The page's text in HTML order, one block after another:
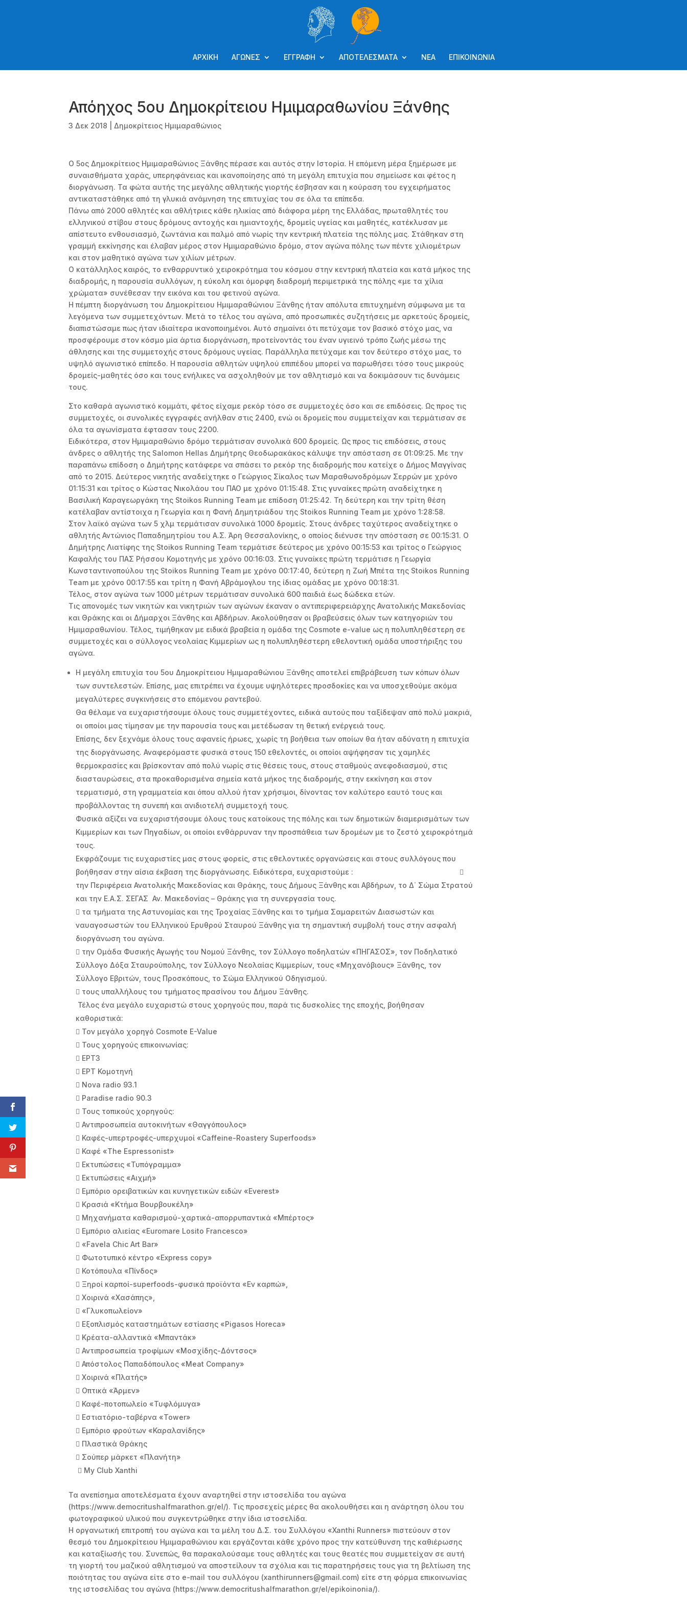
ΑΡΧΙΚΗ ΑΓΩΝΕΣ ΕΓΓΡΑΦΗ ΑΠΟΤΕΛΕΣΜΑΤΑ ΝΕΑ ΕΠΙΚΟΙΝΩΝΙΑ
Απόηχος 5ου Δημοκρίτειου Ημιμαραθωνίου Ξάνθης
3 Δεκ 2018 |Δημοκρίτειος Ημιμαραθώνιος
Ο 5ος Δημοκρίτειος Ημιμαραθώνιος Ξάνθης πέρασε και αυτός στην Ιστορία. Η επόμενη μέρα ξημέρωσε με
συναισθήματα χαράς, υπερηφάνειας και ικανοποίησης από τη μεγάλη επιτυχία που σημείωσε και φέτος η
διοργάνωση. Τα φώτα αυτής της μεγάλης αθλητικής γιορτής έσβησαν και η κούραση του εγχειρήματος
αντικαταστάθηκε από τη γλυκιά ανάμνηση της επιτυχίας του σε όλα τα επίπεδα.
Πάνω από 2000 αθλητές και αθλήτριες κάθε ηλικίας από διάφορα μέρη της Ελλάδας, πρωταθλητές του
ελληνικού στίβου στους δρόμους αντοχής και ημιαντοχής, δρομείς υγείας και μαθητές, κατέκλυσαν με
απίστευτο ενθουσιασμό, ζωντάνια και παλμό από νωρίς την κεντρική πλατεία της πόλης μας. Στάθηκαν στη
γραμμή εκκίνησης και έλαβαν μέρος στον Ημιμαραθώνιο δρόμο, στον αγώνα πόλης των πέντε χιλιομέτρων
και στον μαθητικό αγώνα των χιλίων μέτρων.
Ο κατάλληλος καιρός, το ενθαρρυντικό χειροκρότημα του κόσμου στην κεντρική πλατεία και κατά μήκος της
διαδρομής, η παρουσία συλλόγων, η εύκολη και όμορφη διαδρομή περιμετρικά της πόλης «με τα χίλια
χρώματα» συνέθεσαν την εικόνα και του φετινού αγώνα.
Η πέμπτη διοργάνωση του Δημοκρίτειου Ημιμαραθώνιου Ξάνθης ήταν απόλυτα επιτυχημένη σύμφωνα με τα
λεγόμενα των συμμετεχόντων. Μετά το τέλος του αγώνα, από προσωπικές συζητήσεις με αρκετούς δρομείς,
διαπιστώσαμε πως ήταν ιδιαίτερα ικανοποιημένοι. Αυτό σημαίνει ότι πετύχαμε τον βασικό στόχο μας, να
προσφέρουμε στον κόσμο μία άρτια διοργάνωση, προτείνοντάς του έναν υγιεινό τρόπο ζωής μέσω της
άθλησης και της συμμετοχής στους δρόμους υγείας. Παράλληλα πετύχαμε και τον δεύτερο στόχο μας, το
υψηλό αγωνιστικό επίπεδο. Η παρουσία αθλητών υψηλού επιπέδου μπορεί να παρωθήσει τόσο τους μικρούς
δρομείς-μαθητές όσο και τους ενήλικες να ασχοληθούν με τον αθλητισμό και να δοκιμάσουν τις δυνάμεις
τους.
Στο καθαρά αγωνιστικό κομμάτι, φέτος είχαμε ρεκόρ τόσο σε συμμετοχές όσο και σε επιδόσεις. Ως προς τις
συμμετοχές, οι συνολικές εγγραφές ανήλθαν στις 2400, ενώ οι δρομείς που συμμετείχαν και τερμάτισαν σε
όλα τα αγωνίσματα έφτασαν τους 2200.
Ειδικότερα, στον Ημιμαραθώνιο δρόμο τερμάτισαν συνολικά 600 δρομείς. Ως προς τις επιδόσεις, στους
άνδρες ο αθλητής της Salomon Hellas Δημήτρης Θεοδωρακάκος κάλυψε την απόσταση σε 01:09:25. Με την
παραπάνω επίδοση ο Δημήτρης κατάφερε να σπάσει το ρεκόρ της διαδρομής που κατείχε ο Δήμος Μαγγίνας
από το 2015. Δεύτερος νικητής αναδείχτηκε ο Γεώργιος Σίκαλος των Μαραθωνοδρόμων Σερρών με χρόνο
01:15:31 και τρίτος ο Κώστας Νικολάου του ΠΑΟ με χρόνο 01:15:48. Στις γυναίκες πρώτη αναδείχτηκε η
Βασιλική Καραγεωργάκη της Stoikos Running Team με επίδοση 01:25:42. Τη δεύτερη και την τρίτη θέση
κατέλαβαν αντίστοιχα η Γεωργία και η Φανή Δημητριάδου της Stoikos Running Team με χρόνο 1:28:58.
Στον λαϊκό αγώνα των 5 χλμ τερμάτισαν συνολικά 1000 δρομείς. Στους άνδρες ταχύτερος αναδείχτηκε ο
αθλητής Αντώνιος Παπαδημητρίου του Α.Σ. Άρη Θεσσαλονίκης, ο οποίος διένυσε την απόσταση σε 00:15:31. Ο
Δημήτρης Λιατίφης της Stoikos Running Team τερμάτισε δεύτερος με χρόνο 00:15:53 και τρίτος ο Γεώργιος
Καφαλής του ΠΑΣ Ρήσσου Κομοτηνής με χρόνο 00:16:03. Στις γυναίκες πρώτη τερμάτισε η Γεωργία
Κωνσταντινοπούλου της Stoikos Running Team με χρόνο 00:17:40, δεύτερη η Ζωή Μπέτα της Stoikos Running
Team με χρόνο 00:17:55 και τρίτη η Φανή Αβράμογλου της ίδιας ομάδας με χρόνο 00:18:31.
Τέλος, στον αγώνα των 1000 μέτρων τερμάτισαν συνολικά 600 παιδιά έως δώδεκα ετών.
Τις απονομές των νικητών και νικητριών των αγώνων έκαναν ο αντιπεριφερειάρχης Ανατολικής Μακεδονίας
και Θράκης και οι Δήμαρχοι Ξάνθης και Αβδήρων. Ακολούθησαν οι βραβεύσεις όλων των κατηγοριών του
Ημιμαραθωνίου. Τέλος, τιμήθηκαν με ειδικά βραβεία η ομάδα της Cosmote e-value ως η πολυπληθέστερη σε
συμμετοχές και ο σύλλογος νεολαίας Κιμμερίων ως η πολυπληθέστερη εθελοντική ομάδα υποστήριξης του
αγώνα.
Η μεγάλη επιτυχία του 5ου Δημοκρίτειου Ημιμαραθώνιου Ξάνθης αποτελεί επιβράβευση των κόπων όλων
των συντελεστών. Επίσης, μας επιτρέπει να έχουμε υψηλότερες προσδοκίες και να υποσχεθούμε ακόμα
μεγαλύτερες συγκινήσεις στο επόμενου ραντεβού.
Θα θέλαμε να ευχαριστήσουμε όλους τους συμμετέχοντες, ειδικά αυτούς που ταξίδεψαν από πολύ μακριά,
οι οποίοι μας τίμησαν με την παρουσία τους και μετέδωσαν τη θετική ενέργειά τους.
Επίσης, δεν ξεχνάμε όλους τους αφανείς ήρωες, χωρίς τη βοήθεια των οποίων θα ήταν αδύνατη η επιτυχία
της διοργάνωσης. Αναφερόμαστε φυσικά στους 150 εθελοντές, οι οποίοι αψήφησαν τις χαμηλές
θερμοκρασίες και βρίσκονταν από πολύ νωρίς στις θέσεις τους, στους σταθμούς ανεφοδιασμού, στις
διασταυρώσεις, στα προκαθορισμένα σημεία κατά μήκος της διαδρομής, στην εκκίνηση και στον
τερματισμό, στη γραμματεία και όπου αλλού ήταν χρήσιμοι, δίνοντας τον καλύτερο εαυτό τους και
προβάλλοντας τη συνεπή και ανιδιοτελή συμμετοχή τους.
Φυσικά αξίζει να ευχαριστήσουμε όλους τους κατοίκους της πόλης και των δημοτικών διαμερισμάτων των
Κιμμερίων και των Πηγαδίων, οι οποίοι ενθάρρυναν την προσπάθεια των δρομέων με το ζεστό χειροκρότημά
τους.
Εκφράζουμε τις ευχαριστίες μας στους φορείς, στις εθελοντικές οργανώσεις και στους συλλόγους που
βοήθησαν στην αίσια έκβαση της διοργάνωσης. Ειδικότερα, ευχαριστούμε : 
την Περιφέρεια Ανατολικής Μακεδονίας και Θράκης, τους Δήμους Ξάνθης και Αβδήρων, το Δ΄ Σώμα Στρατού
και την Ε.Α.Σ. ΣΕΓΑΣ Αν. Μακεδονίας – Θράκης για τη συνεργασία τους.
 τα τμήματα της Αστυνομίας και της Τροχαίας Ξάνθης και το τμήμα Σαμαρειτών Διασωστών και
ναυαγοσωστών του Ελληνικού Ερυθρού Σταυρού Ξάνθης για τη σημαντική συμβολή τους στην ασφαλή
διοργάνωση του αγώνα.
 την Ομάδα Φυσικής Αγωγής του Νομού Ξάνθης, τον Σύλλογο ποδηλατών «ΠΗΓΑΣΟΣ», τον Ποδηλατικό
Σύλλογο Δόξα Σταυρούπολης, τον Σύλλογο Νεολαίας Κιμμερίων, τους «Μηχανόβιους» Ξάνθης, τον
Σύλλογο Εβριτών, τους Προσκόπους, το Σώμα Ελληνικού Οδηγισμού.
 τους υπαλλήλους του τμήματος πρασίνου του Δήμου Ξάνθης.
Τέλος ένα μεγάλο ευχαριστώ στους χορηγούς που, παρά τις δυσκολίες της εποχής, βοήθησαν
καθοριστικά:
 Τον μεγάλο χορηγό Cosmote E-Value
 Τους χορηγούς επικοινωνίας:
 ΕΡΤ3
 ΕΡΤ Κομοτηνή
 Nova radio 93.1
 Paradise radio 90.3
 Τους τοπικούς χορηγούς:
 Αντιπροσωπεία αυτοκινήτων «Θαγγόπουλος»
 Καφές-υπερτροφές-υπερχυμοί «Caffeine-Roastery Superfoods»
 Καφέ «The Espressonist»
 Εκτυπώσεις «Τυπόγραμμα»
 Εκτυπώσεις «Αιχμή»
 Εμπόριο ορειβατικών και κυνηγετικών ειδών «Everest»
 Κρασιά «Κτήμα Βουρβουκέλη»
 Μηχανήματα καθαρισμού-χαρτικά-απορρυπαντικά «Μπέρτος»
 Εμπόριο αλιείας «Euromare Losito Francesco»
 «Favela Chic Art Bar»
 Φωτοτυπικό κέντρο «Express copy»
 Κοτόπουλα «Πίνδος»
 Ξηροί καρποί-superfoods-φυσικά προϊόντα «Εν καρπώ»,
 Χοιρινά «Χασάπης»,
 «Γλυκοπωλείον»
 Εξοπλισμός καταστημάτων εστίασης «Pigasos Horeca»
 Κρέατα-αλλαντικά «Μπαντάκ»
 Αντιπροσωπεία τροφίμων «Μοσχίδης-Δόντσος»
 Απόστολος Παπαδόπουλος «Meat Company»
 Χοιρινά «Πλατής»
 Οπτικά «Άρμεν»
 Καφέ-ποτοπωλείο «Τυφλόμυγα»
 Εστιατόριο-ταβέρνα «Tower»
 Εμπόριο φρούτων «Καραλανίδης»
 Πλαστικά Θράκης
 Σούπερ μάρκετ «Πλανήτη»
 My Club Xanthi
Τα ανεπίσημα αποτελέσματα έχουν αναρτηθεί στην ιστοσελίδα του αγώνα
(https://www.democritushalfmarathon.gr/el/). Τις προσεχείς μέρες θα ακολουθήσει και η ανάρτηση όλου του
φωτογραφικού υλικού που συγκεντρώθηκε στην ίδια ιστοσελίδα.
Η οργανωτική επιτροπή του αγώνα και τα μέλη του Δ.Σ. του Συλλόγου «Xanthi Runners» πιστεύουν στον
θεσμό του Δημοκρίτειου Ημιμαραθώνιου και εργάζονται κάθε χρόνο προς την κατεύθυνση της καθιέρωσης
και καταξίωσής του. Συνεπώς, θα παρακαλούσαμε τους αθλητές και τους θεατές που συμμετείχαν σε αυτή
τη γιορτή του μαζικού αθλητισμού να αποστείλουν τα σχόλια και τις παρατηρήσεις τους για τη βελτίωση της
ποιότητας του αγώνα είτε στο e-mail του συλλόγου (xanthirunners@gmail.com) είτε στη φόρμα επικοινωνίας
της ιστοσελίδας του αγώνα (https://www.democritushalfmarathon.gr/el/epikoinonia/).